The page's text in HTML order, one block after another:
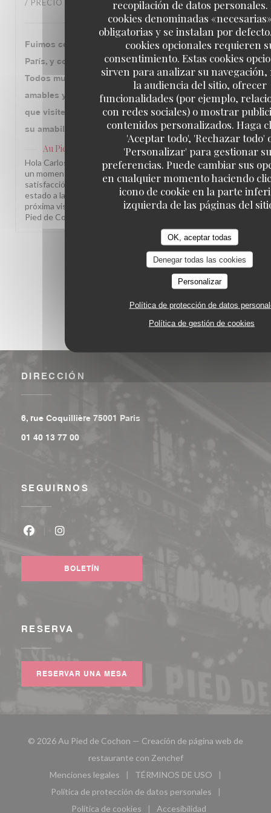
recopilación de datos personales.
cookies denominadas
obligatorias y se instalan por
cookies opcionales requieren
consentimiento. Estas cookies
sirven para analizar su
la audiencia del sitio, ofrecer
funcionalidades (por ejemplo,
con redes sociales) o mostrar
contenidos personalizados. Haga
'Aceptar todo', 'Rechazar todo'
'Personalizar' para gestionar
preferencias. Puede cambiar sus
en cualquier momento haciendo
icono de cookie en la parte
izquierda de las páginas del
OK, aceptar todas
Denegar todas las cookies
Personalizar
Política de protección de datos
Política de gestión de cookies
/ PRECIO
Fuimos con mi familia que llegó por primera vez a
París, y como siempre una deliciosa experiencia..!!
Todos muy felices el servicio impecable muy
amables y la comida riquísima..!! Volveremos siempre
que visitemos París..!! Muchas gracias a todos por
su amabilidad y disposición ..!!!
Au Pied de Cochon
ha respondido a su opinión
Hola Carlos David, ¡Qué alegría saber que su familia vivió
un momento tan especial con nosotros! Nos llena de
satisfacción que tanto la atención como los platos hayan
estado a la altura. Esperamos recibirlos de nuevo en su
próxima visita a París. ¡Un abrazo a todos! L'équipe du Au
Pied de Cochon
3
DIRECCIÓN
6, rue Coquillière 75001 Paris
01 40 13 77 00
SEGUIRNOS
BOLETÍN
RESERVA
RESERVAR UNA MESA
© 2026 Au Pied de Cochon — Creación de página web de
restaurante con Zenchef((abre en una nueva
Menciones legales
((abre en una nueva ventana))
TÉRMINOS DE USO
((abre en una nueva
Política de protección de datos personales
((abre en una nueva ventana))
Política de cookies
Accesibilidad